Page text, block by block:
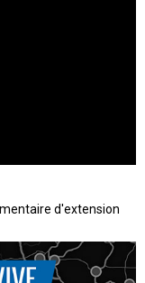
d'extension